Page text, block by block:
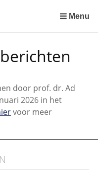
Menu
door prof. dr. Ad
2026 in het
voor meer